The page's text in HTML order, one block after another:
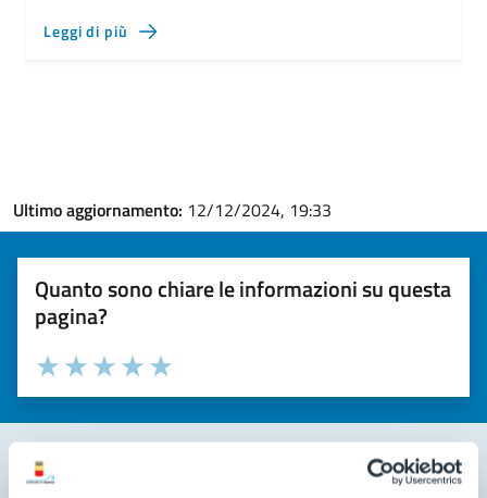
Leggi di più
Ultimo aggiornamento: 12/12/2024, 19:33
Quanto sono chiare le informazioni su questa
pagina?
Valuta la chiarezza delle informazioni (da 1 a 5 stelle)
Seleziona il numero di stelle per valutare la chiarezza delle
Valuta 5 stelle su 5
Valuta 4 stelle su 5
Valuta 3 stelle su 5
Valuta 2 stelle su 5
Valuta 1 stelle su 5